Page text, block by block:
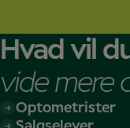
Hvad vil
vide mere
Optometrister